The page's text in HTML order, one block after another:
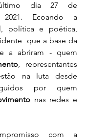
dia 27 de
Ecoando a
política e poética,
que a base da
, representantes
na luta desde
nas redes e
com a